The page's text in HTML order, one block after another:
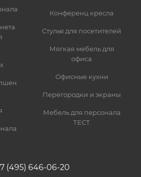
Конференц кресла
Стулья для посетителей
Мягкая мебель для
офиса
Офисные кухни
Перегородки и экраны
Мебель для персонала
ТЕСТ
(495) 646-06-20